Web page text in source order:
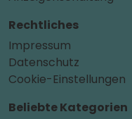
Rechtliches
Impressum
Datenschutz
Cookie-Einstellungen
Beliebte Kategorien